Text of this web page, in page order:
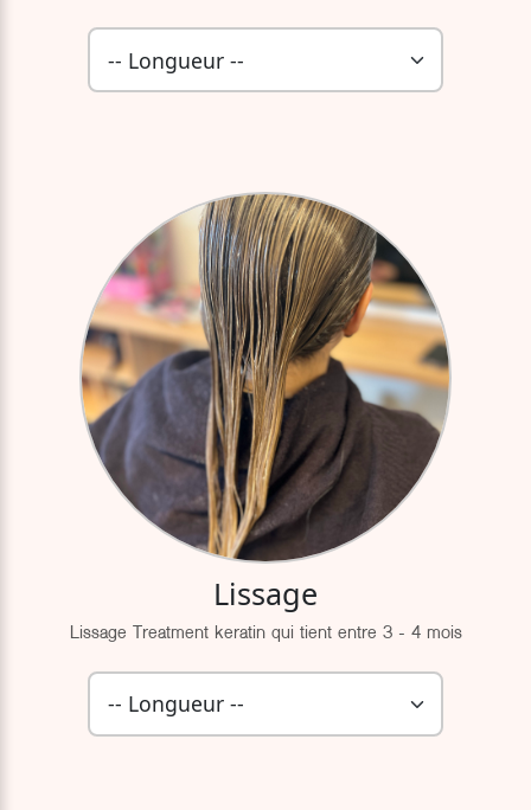
Lissage
Lissage Treatment keratin qui tient entre 3 - 4 mois